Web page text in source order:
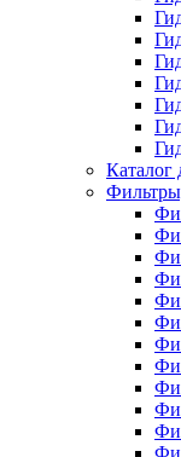
Каталог